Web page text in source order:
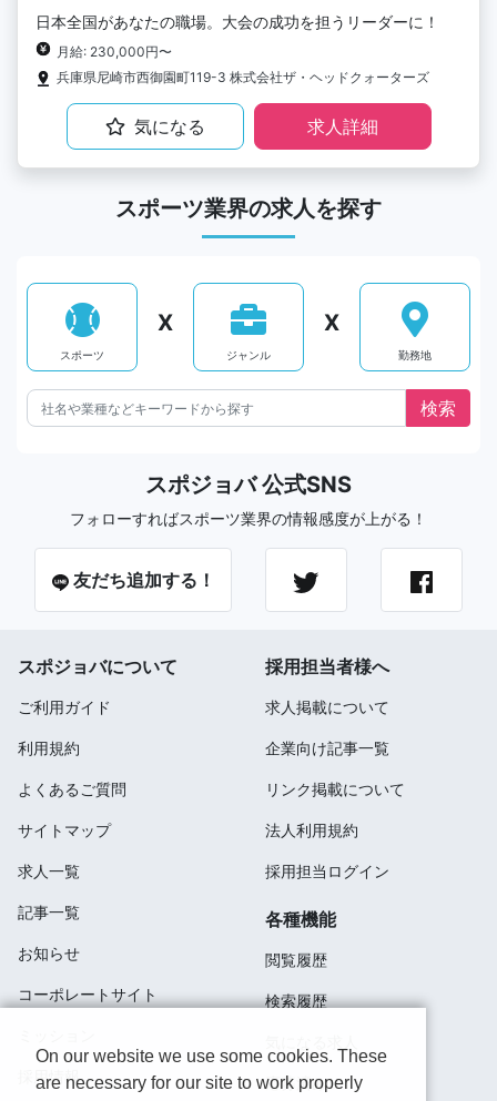
日本全国があなたの職場。大会の成功を担うリーダーに！
月給: 230,000円〜
兵庫県尼崎市西御園町119-3 株式会社ザ・ヘッドクォーターズ
気になる 求人詳細
スポーツ業界の求人を探す
スポーツ
X
ジャンル
X
勤務地
スポジョバ 公式SNS
フォローすればスポーツ業界の情報感度が上がる！
友だち追加する！
スポジョバについて
ご利用ガイド
利用規約
よくあるご質問
サイトマップ
求人一覧
記事一覧
お知らせ
コーポレートサイト
採用情報
採用担当者様へ
求人掲載について
企業向け記事一覧
リンク掲載について
法人利用規約
採用担当ログイン
各種機能
閲覧履歴
検索履歴
応募済み
On our website we use some cookies. These
are necessary for our site to work properly